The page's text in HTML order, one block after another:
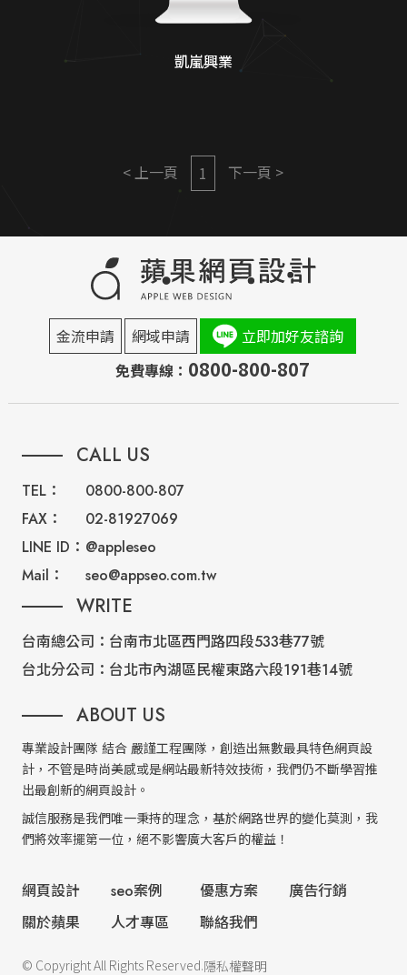
凱嵐興業
< 上一頁 1 下一頁 >
金流申請 網域申請
立即加好友諮詢
免費專線： 0800-800-807
CALL US
TEL：
0800-800-807
FAX：
02-81927069
LINE ID： @appleseo
Mail：
seo@appseo.com.tw
WRITE
台南總公司： 台南市北區西門路四段533巷77號
台北分公司： 台北市內湖區民權東路六段191巷14號
ABOUT US
專業設計團隊 結合 嚴謹工程團隊，創造出無數最具特色網頁設
計，不管是時尚美感或是網站最新特效技術，我們仍不斷學習推
出最創新的網頁設計。
誠信服務是我們唯一秉持的理念，基於網路世界的變化莫測，我
們將效率擺第一位，絕不影響廣大客戶的權益！
網頁設計 seo案例 優惠方案
廣告行銷
關於蘋果
人才專區 聯絡我們
© Copyright All Rights Reserved.隱私權聲明